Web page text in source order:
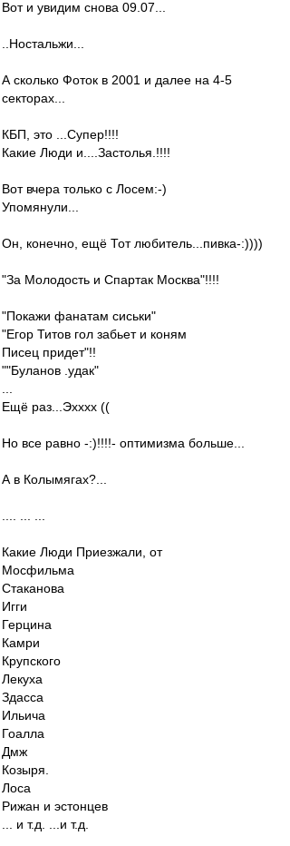
Вот и увидим снова 09.07...
..Ностальжи...
А сколько Фоток в 2001 и далее на 4-5
секторах...
КБП, это ...Супер!!!!
Какие Люди и....Застолья.!!!!
Вот вчера только с Лосем:-)
Упомянули...
Он, конечно, ещё Тот любитель...пивка-:))))
"За Молодость и Спартак Москва"!!!!
"Покажи фанатам сиськи"
"Егор Титов гол забьет и коням
Писец придет"!!
""Буланов .удак"
Ещё раз...Эхххх ((
Но все равно -:)!!!!- оптимизма больше...
А в Колымягах?...
Какие Люди Приезжали, от
Мосфильма
Стаканова
Игги
Герцина
Камри
Крупского
Лекуха
Здасса
Ильича
Гоалла
Дмж
Козыря.
Лоса
Рижан и эстонцев
... и т.д. ...и т.д.